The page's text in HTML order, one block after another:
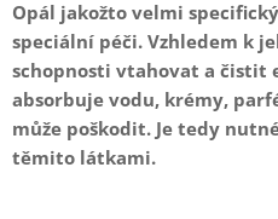
Opál jakožto velmi
speciální péči. Vzhledem k
schopnosti vtahovat a čistit
absorbuje vodu, krémy,
může poškodit. Je tedy
těmito látkami.